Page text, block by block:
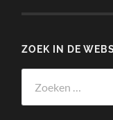
ZOEK IN DE
naar: